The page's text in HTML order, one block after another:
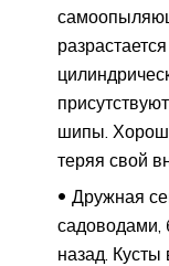
шипы.
теряя свой
Дружная
садоводами,
назад.